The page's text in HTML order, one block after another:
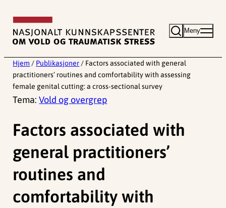
innhold
Meny
Hjem / Publikasjoner / Factors associated with general
practitioners’ routines and comfortability with assessing
female genital cutting: a cross-sectional survey
Tema:Vold og overgrep
Factors associated with
general practitioners’
routines and
comfortability with